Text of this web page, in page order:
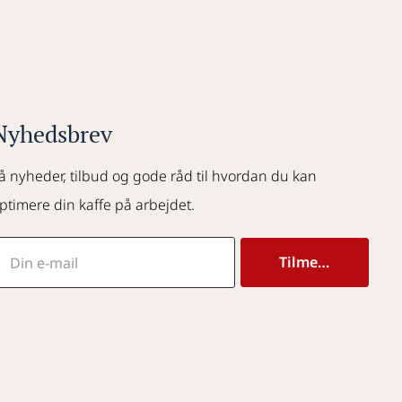
nyheder, tilbud og gode råd til hvordan du kan
din kaffe på arbejdet.
Tilmeld